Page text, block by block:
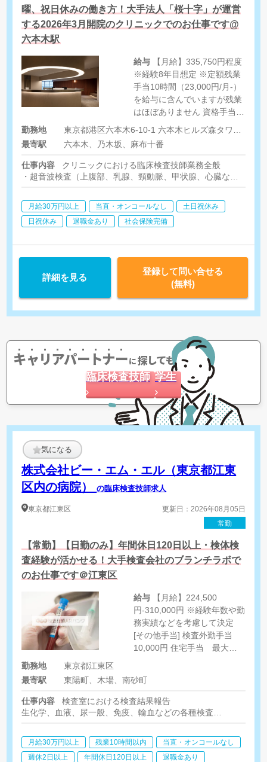
曜、祝日休みの働き方！大手法人「桜十字」が運営
する2026年3月開院のクリニックでのお仕事です@
六本木駅
給与
※経験8年目想定 ※定額残業
手当10時間（23,000円/月-）
を給与に含んでいますが残業
はほぼありません 資格手当制
度:有り（法人規定有り） ※
例:超音波検査士（健診領域、
消化器領域）15,000円/月、
等
勤務地
最寄駅
六本木、乃木坂、麻布十番
仕事内容
クリニックにおける臨床検査技師業務全般
・超音波検査（上腹部、乳腺、頸動脈、甲状腺、心臓など）
・外来（内科、消化器内科、眼科等）における各種検査
月給30万円以上 当直・オンコールなし
土日祝休み
日祝休み
退職金あり 社会保険完備
詳細を見る
登録して問い合せる
(無料)
キャリアパートナーに探してもらう
臨床検査技師 学生
気になる
株式会社ビー・エム・エル（東京都江東
区内の病院）の臨床検査技師求人
東京都江東区
更新日：2026年08月05日
常勤
【常勤】【日勤のみ】年間休日120日以上・検体検
査経験が活かせる！大手検査会社のブランチラボで
のお仕事です＠江東区
給与
円-310,000円 ※経験年数や勤
務実績などを考慮して決定
[その他手当] 検査外勤手当
10,000円 住宅手当 最大
準夜手当 時間外手当
勤務地
東京都江東区
最寄駅
東陽町、木場、南砂町
仕事内容
検査室における検査結果報告
生化学、血液、尿一般、免疫、輸血などの各種検査
月給30万円以上 残業10時間以内
当直・オンコールなし
週休2日以上
年間休日120日以上 退職金あり